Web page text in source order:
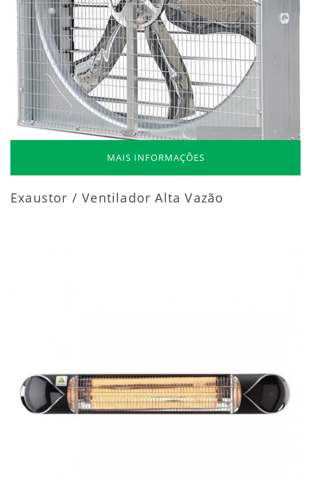
MAIS INFORMAÇÕES
Exaustor / Ventilador Alta Vazão